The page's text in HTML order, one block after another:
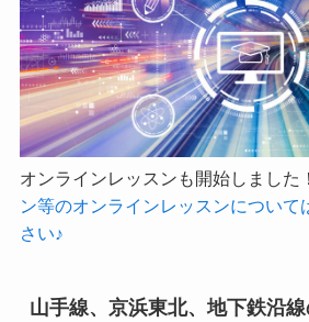
オンラインレッスンも開始しました！